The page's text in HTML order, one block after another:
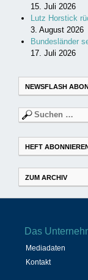
15. Juli 2026
Lutz Horstick
3. August 2026
Bundesländer
17. Juli 2026
NEWSFLASH
Suchen
nach:
HEFT ABONNIEREN
ZUM ARCHIV
Das
Mediadaten
Kontakt